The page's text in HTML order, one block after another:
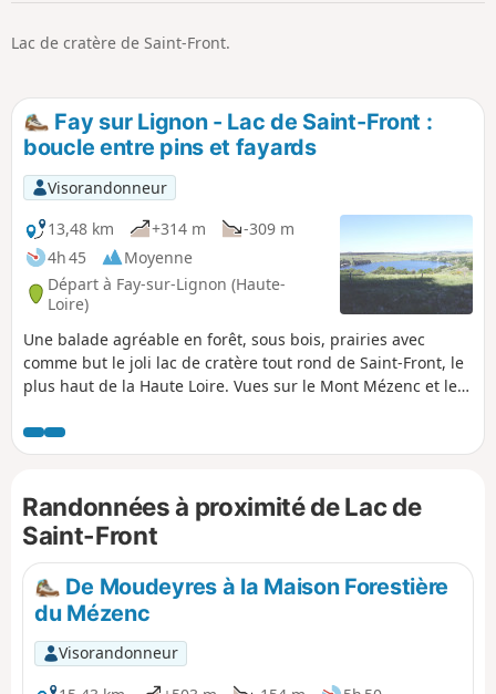
Lac de cratère de Saint-Front.
Fay sur Lignon - Lac de Saint-Front :
boucle entre pins et fayards
Visorandonneur
13,48 km
+314 m
-309 m
4h 45
Moyenne
Départ à Fay-sur-Lignon (Haute-
Loire)
Une balade agréable en forêt, sous bois, prairies avec
comme but le joli lac de cratère tout rond de Saint-Front, le
plus haut de la Haute Loire. Vues sur le Mont Mézenc et les
Roches, un ancien volcan qui est un site d'escalade sur son
versant Sud.Le nom du sentier PR® que l'on suit le plus
représentatif. Nous avons ajouté le tour du Lac de Saint-
Front, c'était trop tentant.
Randonnées à proximité de Lac de
Saint-Front
De Moudeyres à la Maison Forestière
du Mézenc
Visorandonneur